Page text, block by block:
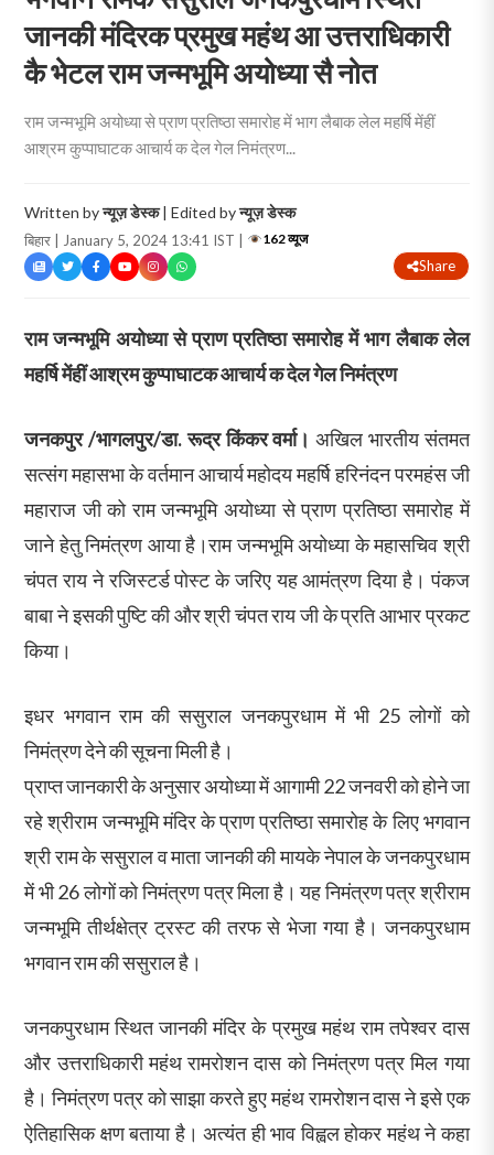
जानकी मंदिरक प्रमुख महंथ आ उत्तराधिकारी
कै भेटल राम जन्मभूमि अयोध्या सै नोत
राम जन्मभूमि अयोध्या से प्राण प्रतिष्ठा समारोह में भाग लैबाक लेल महर्षि मेंहीं
आश्रम कुप्पाघाटक आचार्य क देल गेल निमंत्रण...
Written byन्यूज़ डेस्क| Edited byन्यूज़ डेस्क
बिहार | January 5, 2024 13:41 IST | 162 व्यूज
Share
राम जन्मभूमि अयोध्या से प्राण प्रतिष्ठा समारोह में भाग लैबाक लेल
महर्षि मेंहीं आश्रम कुप्पाघाटक आचार्य क देल गेल निमंत्रण
जनकपुर /भागलपुर/डा. रूद्र किंकर वर्मा। अखिल भारतीय संतमत
सत्संग महासभा के वर्तमान आचार्य महोदय महर्षि हरिनंदन परमहंस जी
महाराज जी को राम जन्मभूमि अयोध्या से प्राण प्रतिष्ठा समारोह में
जाने हेतु निमंत्रण आया है।राम जन्मभूमि अयोध्या के महासचिव श्री
चंपत राय ने रजिस्टर्ड पोस्ट के जरिए यह आमंत्रण दिया है। पंकज
बाबा ने इसकी पुष्टि की और श्री चंपत राय जी के प्रति आभार प्रकट
किया।
इधर भगवान राम की ससुराल जनकपुरधाम में भी 25 लोगों को
निमंत्रण देने की सूचना मिली है।
प्राप्त जानकारी के अनुसार अयोध्या में आगामी 22 जनवरी को होने जा
रहे श्रीराम जन्मभूमि मंदिर के प्राण प्रतिष्ठा समारोह के लिए भगवान
श्री राम के ससुराल व माता जानकी की मायके नेपाल के जनकपुरधाम
में भी 26 लोगों को निमंत्रण पत्र मिला है। यह निमंत्रण पत्र श्रीराम
जन्मभूमि तीर्थक्षेत्र ट्रस्ट की तरफ से भेजा गया है। जनकपुरधाम
भगवान राम की ससुराल है।
जनकपुरधाम स्थित जानकी मंदिर के प्रमुख महंथ राम तपेश्वर दास
और उत्तराधिकारी महंथ रामरोशन दास को निमंत्रण पत्र मिल गया
है। निमंत्रण पत्र को साझा करते हुए महंथ रामरोशन दास ने इसे एक
ऐतिहासिक क्षण बताया है। अत्यंत ही भाव विह्वल होकर महंथ ने कहा